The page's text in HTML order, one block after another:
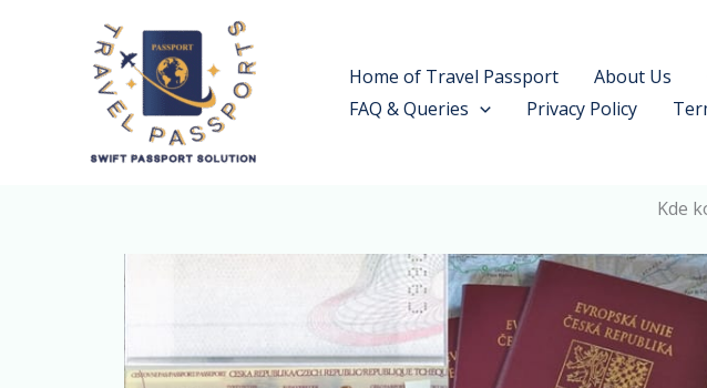
Home of Travel Passport About Us
FAQ & Queries
Privacy Policy
Kde